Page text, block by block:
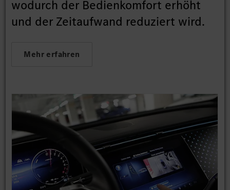
wodurch der Bedienkomfort erhöht
und der Zeitaufwand reduziert wird.
Mehr erfahren